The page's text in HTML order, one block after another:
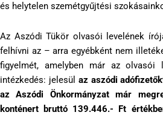
és helytelen szemétgyűjtési
Az Aszódi Tükör olvasói levelének
felhívni az – arra egyébként nem
figyelmét, amelyben már az olvasói
intézkedés: jelesül az aszódi
az Aszódi Önkormányzat már
konténert bruttó 139.446.- Ft